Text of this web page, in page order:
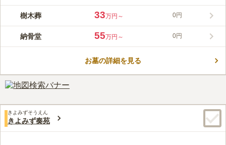
ー設計されており、ご高齢の方や小さなお子様連れの方にも安心
です。休憩スペースも設置されているため足元に自信のない方も
なく、「魚庵 千畳敷」や「遠見ヶ鼻」など見所が多いのも嬉し
いポイントです。
車で来る分には周辺の施設の有無はあまり問題ないと思います、
お花も売っているとの事なので、今度のぞいて見ようと思います。
樹木葬 33万円～ 0円
納骨堂 55万円～ 0円
お墓の詳細を見る
きよみずそうえん
きよみず奏苑